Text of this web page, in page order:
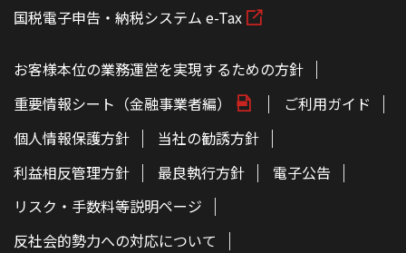
国税電子申告・納税システム e-Tax
お客様本位の業務運営を実現するための方針
重要情報シート（金融事業者編）
ご利用ガイド
個人情報保護方針
当社の勧誘方針
利益相反管理方針
最良執行方針
電子公告
リスク・手数料等説明ページ
反社会的勢力への対応について